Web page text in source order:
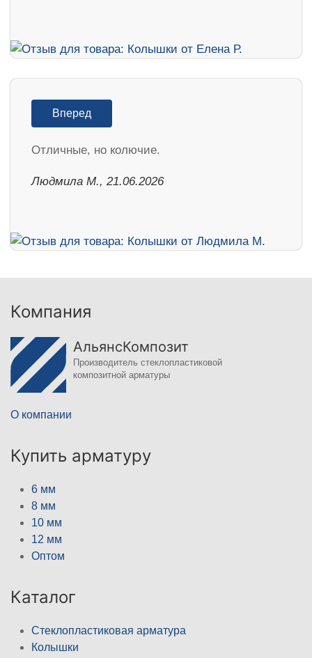
Вперед
Отличные, но колючие.
Людмила М., 21.06.2026
Компания
АльянсКомпозит
Производитель стеклопластиковой
композитной арматуры
О компании
Купить арматуру
6 мм
8 мм
10 мм
12 мм
Оптом
Каталог
Стеклопластиковая арматура
Колышки